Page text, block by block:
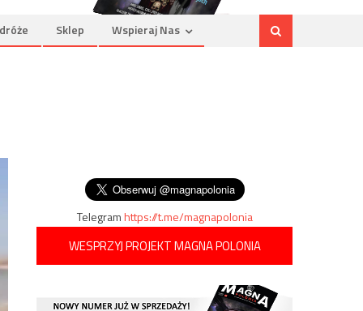
Sklep Wspieraj Nas
Telegramhttps://t.me/magnapolonia
WESPRZYJ PROJEKT MAGNA POLONIA